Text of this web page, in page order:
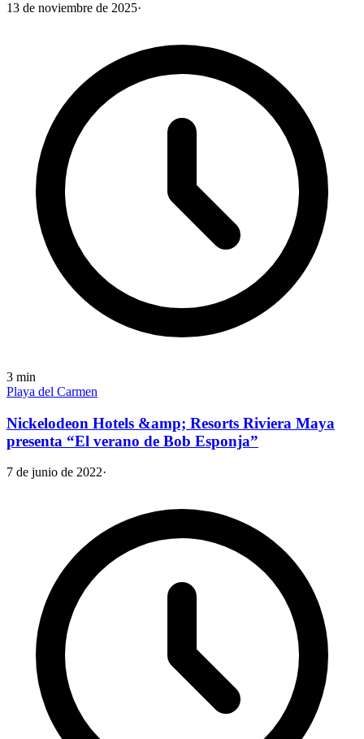
13 de noviembre de 2025·
3 min
Playa del Carmen
Nickelodeon Hotels &amp; Resorts Riviera Maya
presenta “El verano de Bob Esponja”
7 de junio de 2022·